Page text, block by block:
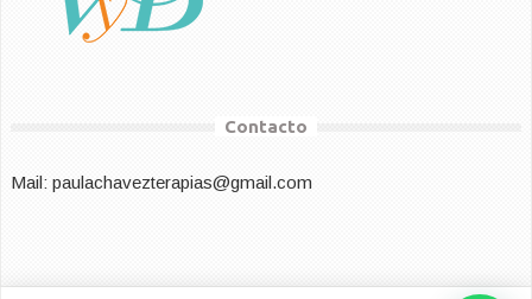
Contacto
Mail: paulachavezterapias@gmail.com